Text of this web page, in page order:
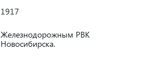
1917
Железнодорожным РВК
Новосибирска.